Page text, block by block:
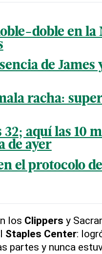
doble en la
de James
racha:
aquí las 10
de ayer
el protocolo
los Clippers y
Staples Center:
partes y nunca